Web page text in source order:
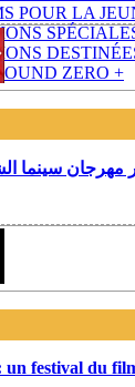
POUR LA
ZERO +
مهرجان سينما
un festival du